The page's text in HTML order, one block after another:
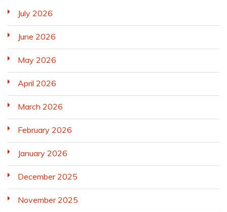
July 2026
June 2026
May 2026
April 2026
March 2026
February 2026
January 2026
December 2025
November 2025